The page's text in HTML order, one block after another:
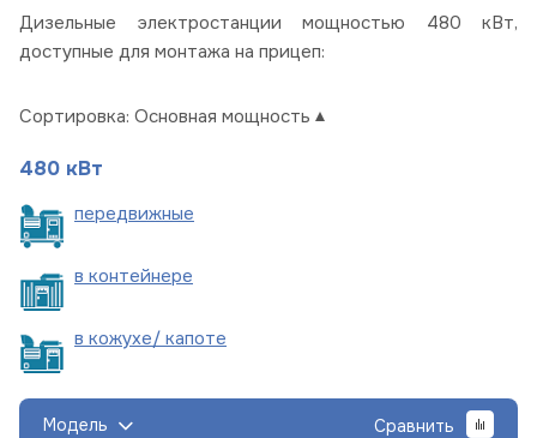
Дизельные электростанции мощностью 480 кВт,
доступные для монтажа на прицеп:
Сортировка: Основная мощность
480 кВт
передвижные
в контейнере
в кожухе/ капоте
Модель Сравнить